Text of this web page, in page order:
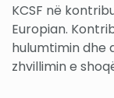
KCSF në
Europian.
hulumtimin dhe
zhvillimin e